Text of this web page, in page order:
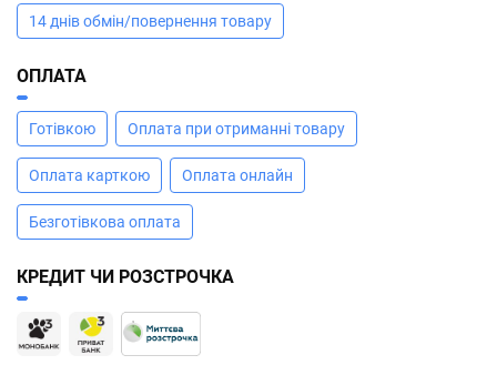
14 днів обмін/повернення товару
ОПЛАТА
Готівкою Оплата при отриманні товару
Оплата карткою Оплата онлайн
Безготівкова оплата
КРЕДИТ ЧИ РОЗСТРОЧКА